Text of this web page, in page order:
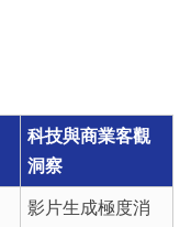
科技與商業客觀
洞察
影片生成極度消